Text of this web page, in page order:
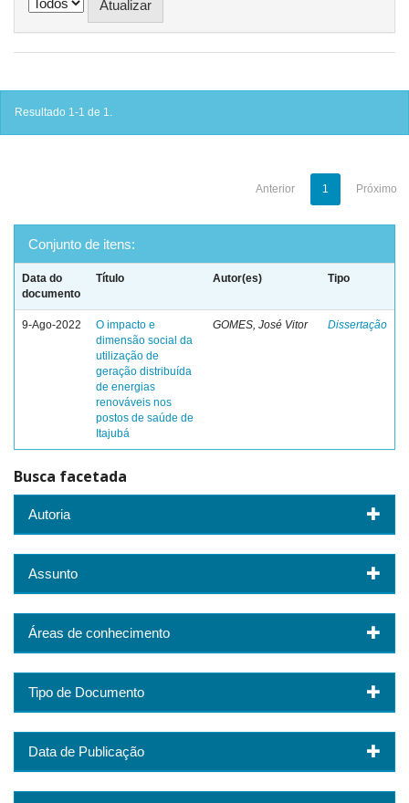
Resultado 1-1 de 1.
Anterior 1 Próximo
Conjunto de itens:
Data do
documento
Título Autor(es) Tipo
9-Ago-2022
O impacto e
dimensão social da
utilização de
geração distribuída
de energias
renováveis nos
postos de saúde de
Itajubá
GOMES, José Vitor Dissertação
Busca facetada
Autoria
Assunto
Áreas de conhecimento
Tipo de Documento
Data de Publicação